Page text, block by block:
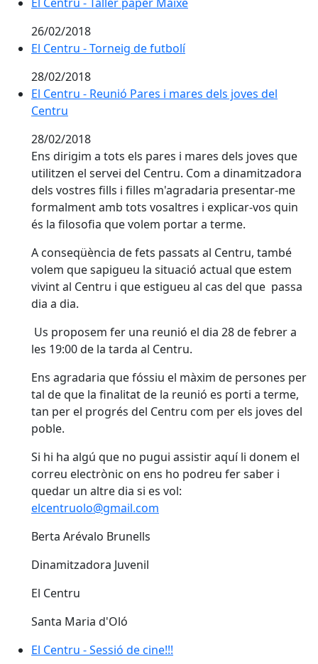
26/02/2018
El Centru - Torneig de futbolí
El Centru - Torneig de futbolí
28/02/2018
El Centru - Reunió Pares i mares dels joves del Centru
El Centru - Reunió Pares i mares dels joves del
Centru
28/02/2018
Ens dirigim a tots els pares i mares dels joves que
utilitzen el servei del Centru. Com a dinamitzadora
dels vostres fills i filles m'agradaria presentar-me
formalment amb tots vosaltres i explicar-vos quin
és la filosofia que volem portar a terme.
A conseqüència de fets passats al Centru, també
volem que sapigueu la situació actual que estem
vivint al Centru i que estigueu al cas del que passa
dia a dia.
Us proposem fer una reunió el dia 28 de febrer a
les 19:00 de la tarda al Centru.
Ens agradaria que fóssiu el màxim de persones per
tal de que la finalitat de la reunió es porti a terme,
tan per el progrés del Centru com per els joves del
poble.
Si hi ha algú que no pugui assistir aquí li donem el
correu electrònic on ens ho podreu fer saber i
quedar un altre dia si es vol:
elcentruolo@gmail.com
Berta Arévalo Brunells
Dinamitzadora Juvenil
El Centru
Santa Maria d'Oló
El Centru - Sessió de cine!!!
El Centru - Sessió de cine!!!